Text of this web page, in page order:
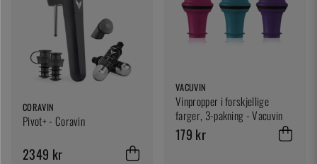
CORAVIN
Pivot+ - Coravin
2349 kr
VACUVIN
Vinpropper i forskjellige
farger, 3-pakning - Vacuvin
179 kr